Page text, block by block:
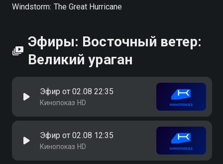
Windstorm: The Great Hurricane
Эфиры: Восточный ветер:
Великий ураган
Эфир от 02.08 22:35
Кинопоказ HD
Эфир от 02.08 12:35
Кинопоказ HD